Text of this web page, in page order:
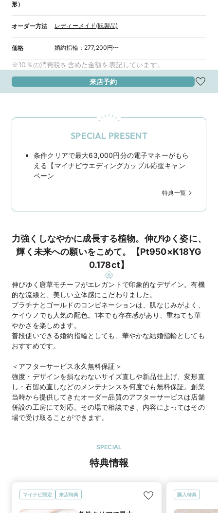
形）
オーダー方法 レディーメイド(既製品)
価格 婚約指輪： 277,200円〜
※10％の消費税を含めた金額を表記しています。
来店予約
SPECIAL PRESENT
条件クリアで最大63,000円分の電子マネーがもら
える【マイナビウエディングカップル応援キャン
ペーン
特典一覧
力強くしなやかに成長する植物。伸びゆく姿に、
輝く未来への願いをこめて。【Pt950×K18YG
0.178ct】
伸びゆく唐草モチーフがエレガントで印象的なデザイン。有機
的な流線と、美しい立体感にこだわりました。
プラチナとゴールドのコンビネーションは、肌なじみがよく、
ケイウノでも人気の配色。1本でも存在感があり、重ねても華
やかさを楽しめます。
普段使いできる婚約指輪としても、華やかな結婚指輪としても
おすすめです。
＜アフターサービス永久無料保証＞
強度・デザインを損なわないサイズ直しや新品仕上げ、変形直
し・石留め直しなどのメンテナンスを何度でも無料保証。創業
当時から提供してきたオーダー品質のアフターサービスは店舗
併設の工房にて対応。その場で相談でき、内容によってはその
場で受け取ることができます。
SPECIAL
特典情報
マイナビ限定 来店特典 購入特典